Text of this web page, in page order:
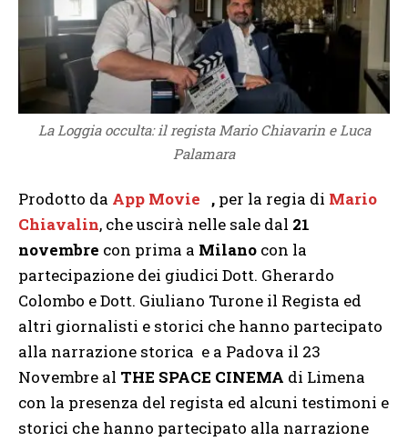
La Loggia occulta: il regista Mario Chiavarin e Luca
Palamara
Prodotto da App Movie , per la regia di Mario
Chiavalin, che uscirà nelle sale dal 21
novembre con prima a Milano con la
partecipazione dei giudici Dott. Gherardo
Colombo e Dott. Giuliano Turone il Regista ed
altri giornalisti e storici che hanno partecipato
alla narrazione storica e a Padova il 23
Novembre al THE SPACE CINEMA di Limena
con la presenza del regista ed alcuni testimoni e
storici che hanno partecipato alla narrazione